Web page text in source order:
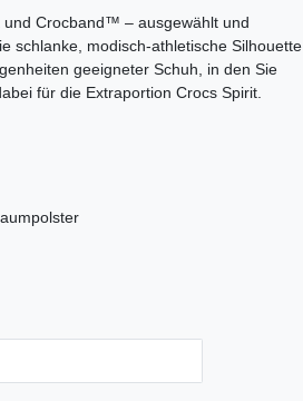
und Crocband™ – ausgewählt und
schlanke, modisch-athletische Silhouette
geeigneter Schuh, in den Sie
für die Extraportion Crocs Spirit.